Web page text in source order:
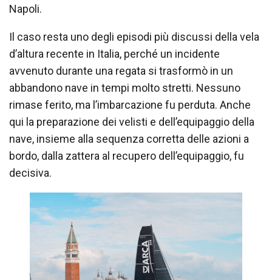
Napoli.
Il caso resta uno degli episodi più discussi della vela
d’altura recente in Italia, perché un incidente
avvenuto durante una regata si trasformò in un
abbandono nave in tempi molto stretti. Nessuno
rimase ferito, ma l’imbarcazione fu perduta. Anche
qui la preparazione dei velisti e dell’equipaggio della
nave, insieme alla sequenza corretta delle azioni a
bordo, dalla zattera al recupero dell’equipaggio, fu
decisiva.